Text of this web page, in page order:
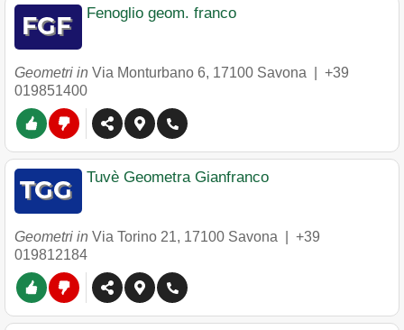
Fenoglio geom. franco
Geometri in Via Monturbano 6, 17100 Savona
+39
019851400
Tuvè Geometra Gianfranco
Geometri in Via Torino 21, 17100 Savona
+39
019812184